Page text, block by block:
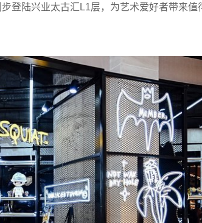
登陆兴业太古汇L1层，为艺术爱好者带来值